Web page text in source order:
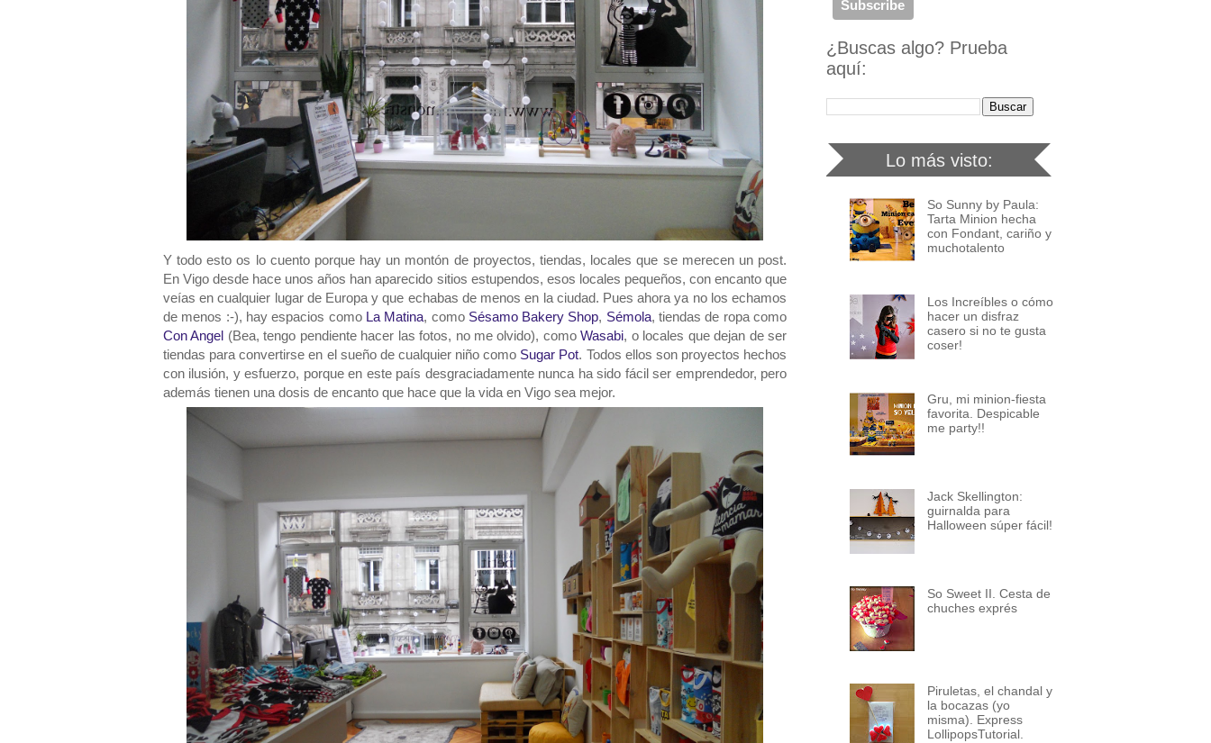
Y todo esto os lo cuento porque hay un montón de proyectos, tiendas, locales que se merecen un post.
En Vigo desde hace unos años han aparecido sitios estupendos, esos locales pequeños, con encanto que
veías en cualquier lugar de Europa y que echabas de menos en la ciudad. Pues ahora ya no los echamos
de menos :-), hay espacios como La Matina, como Sésamo Bakery Shop, Sémola, tiendas de ropa como
Con Angel (Bea, tengo pendiente hacer las fotos, no me olvido), comoWasabi, o locales que dejan de ser
tiendas para convertirse en el sueño de cualquier niño como Sugar Pot. Todos ellos son proyectos hechos
con ilusión, y esfuerzo, porque en este país desgraciadamente nunca ha sido fácil ser emprendedor, pero
además tienen una dosis de encanto que hace que la vida en Vigo sea mejor.
¿Buscas algo? Prueba
aquí:
Lo más visto:
So Sunny by Paula:
Tarta Minion hecha
con Fondant, cariño y
muchotalento
Los Increíbles o cómo
hacer un disfraz
casero si no te gusta
coser!
Gru, mi minion-fiesta
favorita. Despicable
me party!!
Jack Skellington:
guirnalda para
Halloween súper fácil!
So Sweet II. Cesta de
chuches exprés
Piruletas, el chandal y
la bocazas (yo
misma). Express
LollipopsTutorial.